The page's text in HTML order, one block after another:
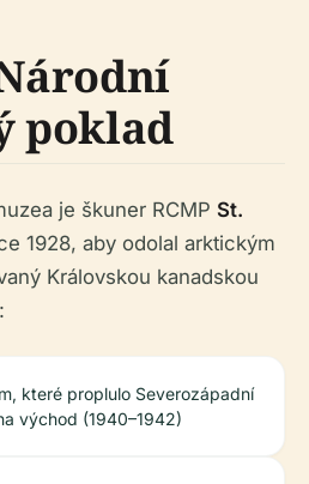
poklad
je škuner RCMP St.
1928, aby odolal arktickým
Královskou kanadskou
které proplulo Severozápadní
východ (1940–1942)